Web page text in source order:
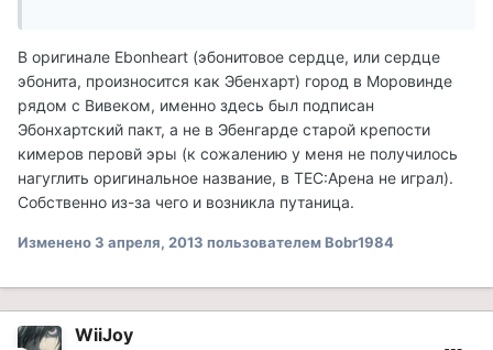
В оригинале Ebonheart (эбонитовое сердце, или сердце
эбонита, произносится как Эбенхарт) город в Моровинде
рядом с Вивеком, именно здесь был подписан
Эбонхартский пакт, а не в Эбенгарде старой крепости
кимеров перовй эры (к сожалению у меня не получилось
нагуглить оригинальное название, в ТЕС:Арена не играл).
Собственно из-за чего и возникла путаница.
Изменено3 апреля, 2013 пользователем Bobr1984
WiiJoy